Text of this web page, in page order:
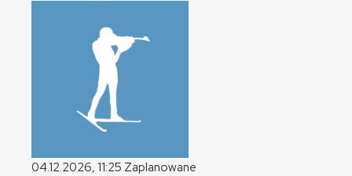
04.12.2026, 11:25 Zaplanowane